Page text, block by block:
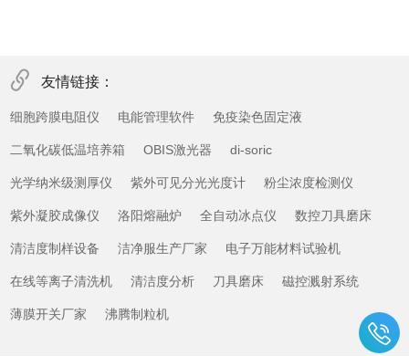
友情链接：
细胞跨膜电阻仪 电能管理软件 免疫染色固定液
二氧化碳低温培养箱 OBIS激光器 di-soric
光学纳米级测厚仪 紫外可见分光光度计 粉尘浓度检测仪
紫外凝胶成像仪 洛阳熔融炉 全自动冰点仪 数控刀具磨床
清洁度制样设备 洁净服生产厂家 电子万能材料试验机
在线等离子清洗机 清洁度分析 刀具磨床 磁控溅射系统
薄膜开关厂家 沸腾制粒机